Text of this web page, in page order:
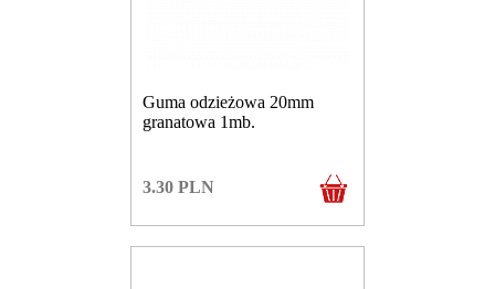
Guma odzieżowa 20mm
granatowa 1mb.
3.30 PLN